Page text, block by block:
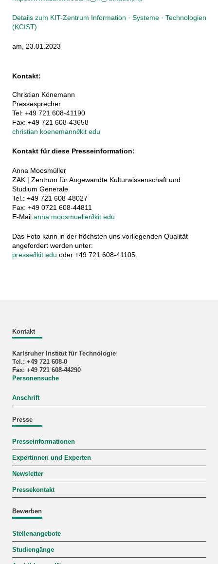
Details zum KIT-Zentrum Information · Systeme · Technologien
(KCIST)
am, 23.01.2023
Kontakt:
Christian Könemann
Pressesprecher
Tel: +49 721 608-41190
Fax: +49 721 608-43658
christian koenemann∂kit edu
Kontakt für diese Presseinformation:
Anna Moosmüller
ZAK | Zentrum für Angewandte Kulturwissenschaft und
Studium Generale
Tel.: +49 721 608-48027
Fax: +49 0721 608-44811
E-Mail:anna moosmueller∂kit edu
Das Foto kann in der höchsten uns vorliegenden Qualität
angefordert werden unter:
presse∂kit edu oder +49 721 608-41105.
Kontakt
Karlsruher Institut für Technologie
Tel.: +49 721 608-0
Fax: +49 721 608-44290
Personensuche
Anschrift
Presse
Presseinformationen
Expertinnen und Experten
Newsletter
Pressekontakt
Bewerben
Stellenangebote
Studiengänge